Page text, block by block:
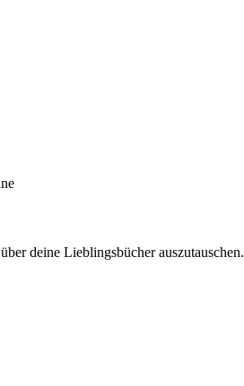
deine Lieblingsbücher auszutauschen.